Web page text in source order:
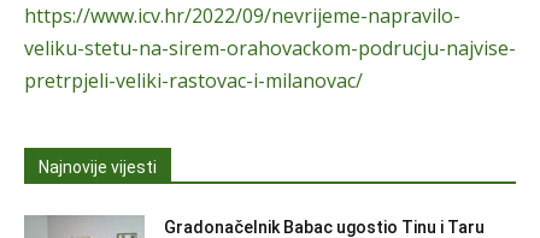
https://www.icv.hr/2022/09/nevrijeme-napravilo-
veliku-stetu-na-sirem-orahovackom-podrucju-najvise-
pretrpjeli-veliki-rastovac-i-milanovac/
Najnovije vijesti
Gradonačelnik Babac ugostio Tinu i Taru